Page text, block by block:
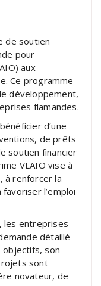
de soutien
pour
aux
Ce programme
développement,
flamandes.
d’une
de prêts
soutien financier
VLAIO vise à
à renforcer la
l’emploi
les entreprises
détaillé
son
sont
novateur, de